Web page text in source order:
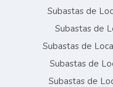
Subastas de
Subastas de
Subastas de
Subastas de
Subastas de